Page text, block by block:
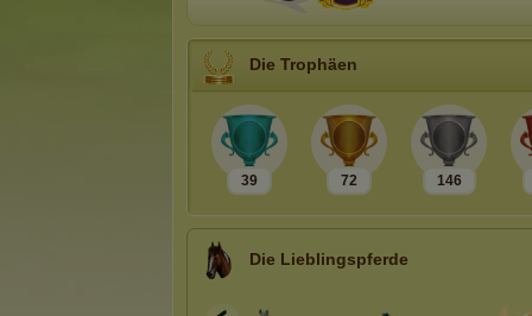
Die Trophäen
39 72 146
Die Lieblingspferde